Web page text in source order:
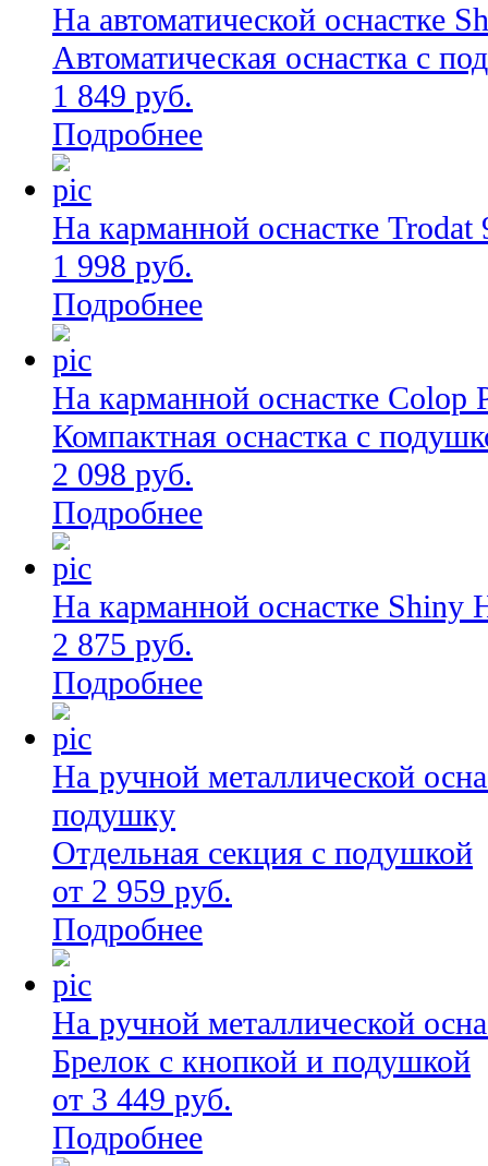
На автоматической оснастке
Автоматическая оснастка с
1 849 руб.
Подробнее
На карманной оснастке Trodat
1 998 руб.
Подробнее
На карманной оснастке Colop
Компактная оснастка с
2 098 руб.
Подробнее
На карманной оснастке Shiny
2 875 руб.
Подробнее
На ручной металлической
подушку
Отдельная секция с подушкой
от 2 959 руб.
Подробнее
На ручной металлической
Брелок с кнопкой и подушкой
от 3 449 руб.
Подробнее